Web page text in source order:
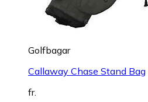
Golfbagar
Callaway Chase Stand Bag
fr.